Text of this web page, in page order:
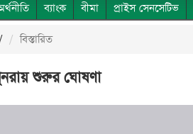
ব্যাংক বীমা প্রাইস সেনসেটিভ
বিস্তারিত
শুরুর ঘোষণা